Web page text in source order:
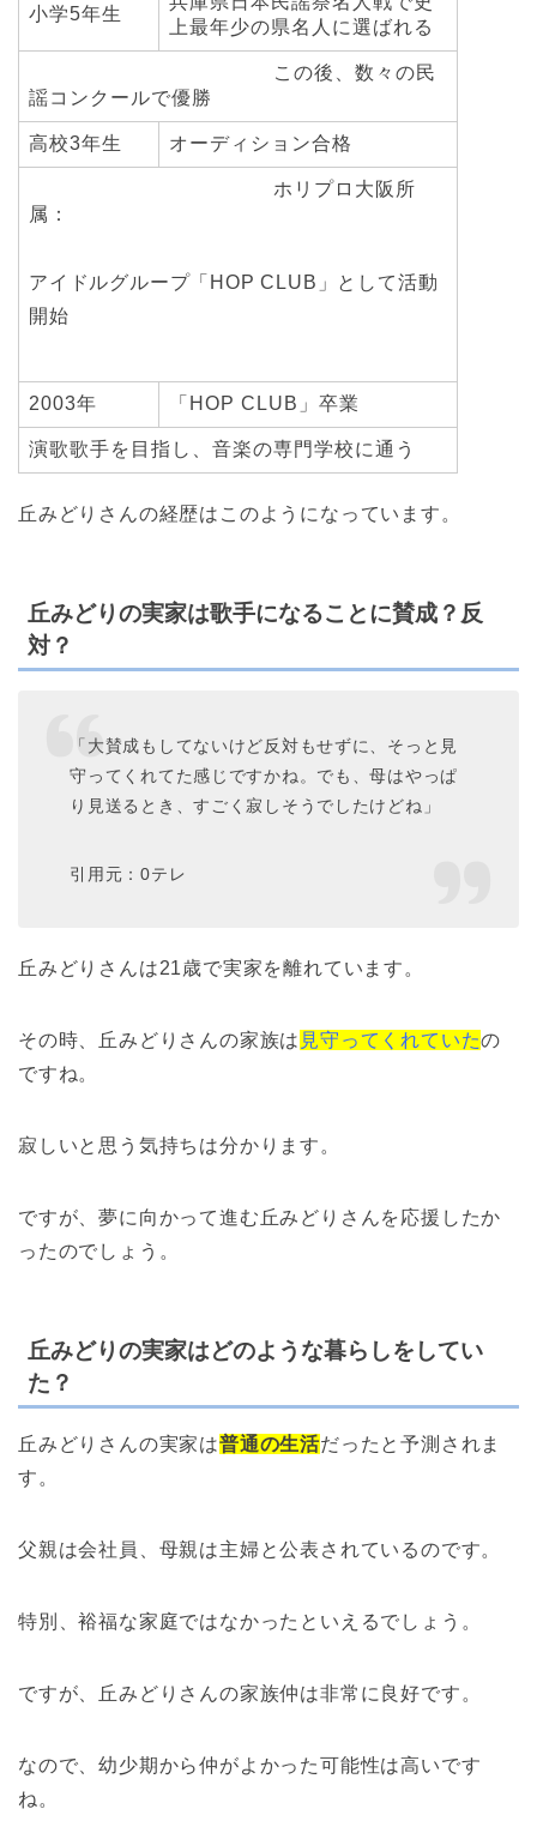
小学5年生
上最年少の県名人に選ばれる
この後、数々の民
謡コンクールで優勝
高校3年生 オーディション合格
ホリプロ大阪所
属：
アイドルグループ「HOP CLUB」として活動
開始
2003年 「HOP CLUB」卒業
演歌歌手を目指し、音楽の専門学校に通う
丘みどりさんの経歴はこのようになっています。
丘みどりの実家は歌手になることに賛成？反
対？
「大賛成もしてないけど反対もせずに、そっと見
守ってくれてた感じですかね。でも、母はやっぱ
り見送るとき、すごく寂しそうでしたけどね」
引用元：0テレ
丘みどりさんは21歳で実家を離れています。
その時、丘みどりさんの家族は 見守ってくれていたの
ですね。
寂しいと思う気持ちは分かります。
ですが、夢に向かって進む丘みどりさんを応援したか
ったのでしょう。
丘みどりの実家はどのような暮らしをしてい
た？
丘みどりさんの実家は普通の生活だったと予測されま
す。
父親は会社員、母親は主婦と公表されているのです。
特別、裕福な家庭ではなかったといえるでしょう。
ですが、丘みどりさんの家族仲は非常に良好です。
なので、幼少期から仲がよかった可能性は高いです
ね。